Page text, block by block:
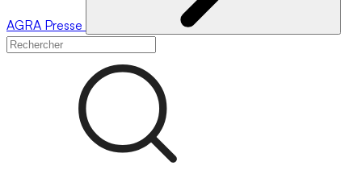
AGRA Presse